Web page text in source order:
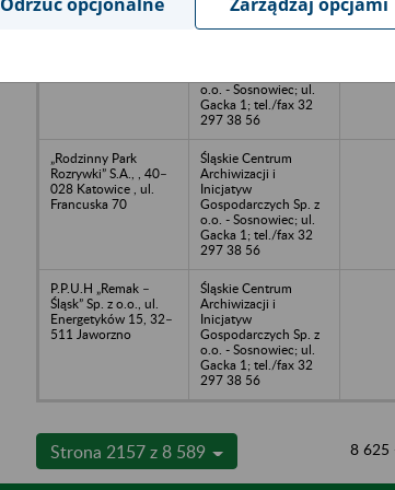
Śląskie Centrum
o.o. - Sosnowiec; ul.
Gacka 1; tel./fax 32
297 38 56
„Rodzinny Park
Rozrywki” S.A., , 40–
028 Katowice , ul.
Francuska 70
Śląskie Centrum
Archiwizacji i
Inicjatyw
Gospodarczych Sp. z
o.o. - Sosnowiec; ul.
Gacka 1; tel./fax 32
297 38 56
P.P.U.H „Remak –
Śląsk” Sp. z o.o., ul.
Energetyków 15, 32–
511 Jaworzno
Śląskie Centrum
Archiwizacji i
Inicjatyw
Gospodarczych Sp. z
o.o. - Sosnowiec; ul.
Gacka 1; tel./fax 32
297 38 56
Strona 2157 z 8 589 8 625